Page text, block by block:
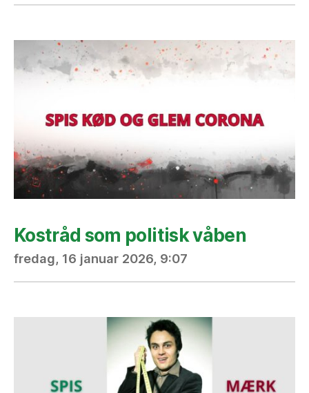
Kostråd som politisk våben
fredag, 16 januar 2026, 9:07